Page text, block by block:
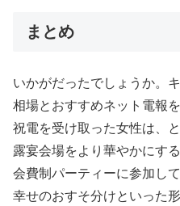
まとめ
いかがだったでしょうか。
相場とおすすめネット電報
祝電を受け取った女性は、
露宴会場をより華やかにす
会費制パーティーに参加し
幸せのおすそ分けといった